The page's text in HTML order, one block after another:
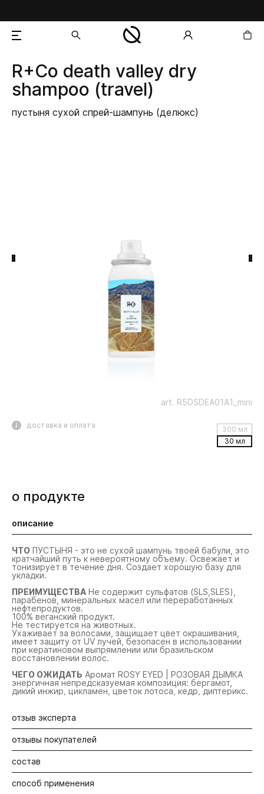
добавлен в корзину
R+Co death valley dry
shampoo (travel)
пустыня сухой спрей-шампунь (делюкс)
art. R5DSDEA01A1_mini
300 мл
30 мл
доставка и оплата
о продукте
описание
ЧТО ПУСТЫНЯ - это не сухой шампунь твоей бабули, это
кратчайший путь к невероятному объему. Освежает и
тонизирует в течение дня. Создает хорошую базу для
укладки.
ПРЕИМУЩЕСТВА Не содержит сульфатов (SLS,SLES),
парабенов, минеральных масел или переработанных
нефтепродуктов.
100% веганский продукт.
Не тестируется на животных.
Ухаживает за волосами, защищает цвет окрашивания,
имеет защиту от UV лучей, безопасен в использовании
при кератиновом выпрямлении или бразильском
восстановлении волос.
ЧЕГО ОЖИДАТЬ Аромат ROSY EYED | РОЗОВАЯ ДЫМКА
энергичная непредсказуемая композиция: бергамот,
дикий инжир, цикламен, цветок лотоса, кедр, диптерикс.
отзыв эксперта
Часто сухой шампунь - это белый налёт и ощущение
песка в волосах. Ну, я во всяком случае так раньше и
думала...Death Valley поможет не только освежить
свежей укладке сделает дополнительный объём. Просто
нанесите его на корни и пройдитесь феном.
отзывы покупателей
Будьте первыми! Оставьте отзыв об этом продукте
состав
Протеин риса разглаживает и увлажняет волосы,
способ применения